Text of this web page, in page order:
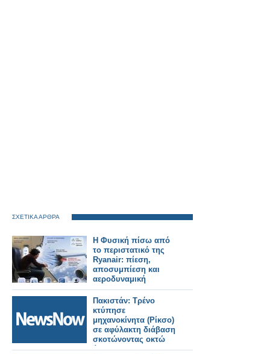
ΣΧΕΤΙΚΑ ΑΡΘΡΑ
Η Φυσική πίσω από
το περιστατικό της
Ryanair: πίεση,
αποσυμπίεση και
αεροδυναμική
Πακιστάν: Τρένο
κτύπησε
μηχανοκίνητα (Ρίκσο)
σε αφύλακτη διάβαση
σκοτώνοντας οκτώ
άτομα.